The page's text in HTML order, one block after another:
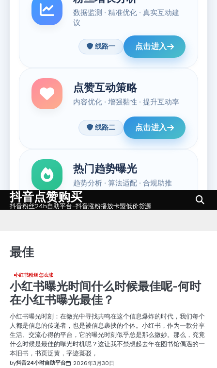
Skip抖音点赞购买
抖音粉丝24h自助平台-抖音涨粉播放卡盟低价货源
最佳
小红书粉丝怎么涨
小红书曝光时间什么时候最佳呢-何时
在小红书曝光最佳？
小红书曝光时刻：在微光中寻找共鸣在这个信息爆炸的时代，我们每个
人都是信息的传递者，也是被信息裹挟的个体。小红书，作为一款分享
生活、交流心得的平台，它的曝光时刻似乎总是那么微妙。那么，究竟
什么时候是最佳的曝光时机呢？这让我不禁想起去年在图书馆偶遇的一
本旧书，书页泛黄，字迹斑驳，
by抖音24小时自助平台 2026年3月30日